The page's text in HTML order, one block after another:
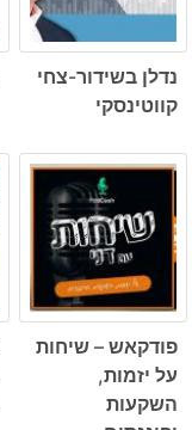
נדלן בשידור-צחי
קווטינסקי
פודקאש – שיחות
על יזמות,
השקעות